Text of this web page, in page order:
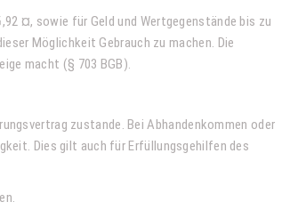
¤, sowie für Geld und Wertgegenstände bis zu
Möglichkeit Gebrauch zu machen. Die
macht (§ 703 BGB).
zustande. Bei Abhandenkommen oder
Dies gilt auch für Erfüllungsgehilfen des